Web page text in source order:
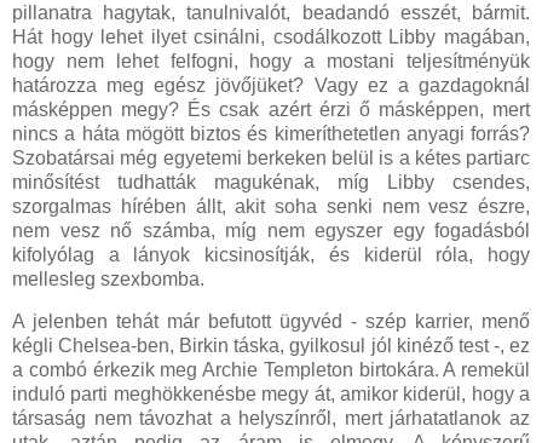
pillanatra hagytak, tanulnivalót, beadandó esszét, bármit.
Hát hogy lehet ilyet csinálni, csodálkozott Libby magában,
hogy nem lehet felfogni, hogy a mostani teljesítményük
határozza meg egész jövőjüket? Vagy ez a gazdagoknál
másképpen megy? És csak azért érzi ő másképpen, mert
nincs a háta mögött biztos és kimeríthetetlen anyagi forrás?
Szobatársai még egyetemi berkeken belül is a kétes partiarc
minősítést tudhatták magukénak, míg Libby csendes,
szorgalmas hírében állt, akit soha senki nem vesz észre,
nem vesz nő számba, míg nem egyszer egy fogadásból
kifolyólag a lányok kicsinosítják, és kiderül róla, hogy
mellesleg szexbomba.
A jelenben tehát már befutott ügyvéd - szép karrier, menő
kégli Chelsea-ben, Birkin táska, gyilkosul jól kinéző test -, ez
a combó érkezik meg Archie Templeton birtokára. A remekül
induló parti meghökkenésbe megy át, amikor kiderül, hogy a
társaság nem távozhat a helyszínről, mert járhatatlanok az